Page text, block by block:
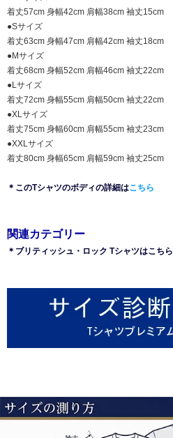
着丈57cm 身幅42cm 肩幅38cm 袖丈15cm
●Sサイズ
着丈63cm 身幅47cm 肩幅42cm 袖丈18cm
●Mサイズ
着丈68cm 身幅52cm 肩幅46cm 袖丈22cm
●Lサイズ
着丈72cm 身幅55cm 肩幅50cm 袖丈22cm
●XLサイズ
着丈75cm 身幅60cm 肩幅55cm 袖丈23cm
●XXLサイズ
着丈80cm 身幅65cm 肩幅59cm 袖丈25cm
＊このTシャツのボディの詳細はこちら
関連カテゴリー
＊ブリティッシュ・ロック Tシャツはこちら